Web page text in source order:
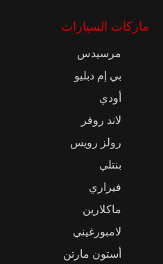
ماركات السيارات
مرسيدس
بي إم دبليو
أودي
لاند روفر
رولز رويس
بنتلي
فيراري
ماكلارين
لامبورغيني
أستون مارتن